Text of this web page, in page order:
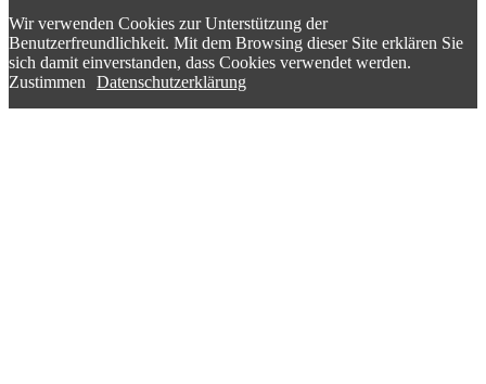
Wir verwenden Cookies zur Unterstützung der
Benutzerfreundlichkeit. Mit dem Browsing dieser Site erklären Sie
sich damit einverstanden, dass Cookies verwendet werden.
Zustimmen
Datenschutzerklärung